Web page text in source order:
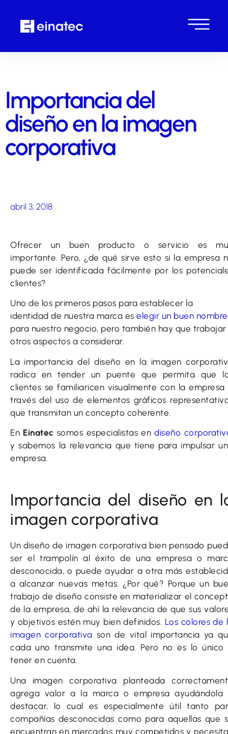
Importancia del
diseño en la imagen
corporativa
abril 3, 2018
Ofrecer un buen producto o servicio es
importante. Pero, ¿de qué sirve esto si la empresa
puede ser identificada fácilmente por los
clientes?
Uno de los primeros pasos para establecer la
identidad de nuestra marca es elegir un buen nombre
para nuestro negocio, pero también hay que trabajar
otros aspectos a considerar.
La importancia del diseño en la imagen
radica en tender un puente que permita que
clientes se familiaricen visualmente con la empresa
través del uso de elementos gráficos
que transmitan un concepto coherente.
En Einatec somos especialistas endiseño
y sabemos la relevancia que tiene para impulsar
empresa.
Importancia del diseño en
imagen corporativa
Un diseño de imagen corporativa bien pensado
ser el trampolín al éxito de una empresa o
desconocida, o puede ayudar a otra más
a alcanzar nuevas metas. ¿Por qué? Porque un
trabajo de diseño consiste en materializar el
de la empresa, de ahí la relevancia de que sus
y objetivos estén muy bien definidos. Los colores de
imagen corporativa son de vital importancia ya
cada uno transmite una idea. Pero no es lo único
tener en cuenta.
Una imagen corporativa planteada
agrega valor a la marca o empresa ayudándola
destacar, lo cual es especialmente útil tanto
compañías desconocidas como para aquellas que
encuentran en mercados muy competidos y